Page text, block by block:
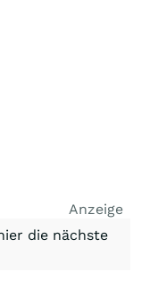
Anzeige
die nächste